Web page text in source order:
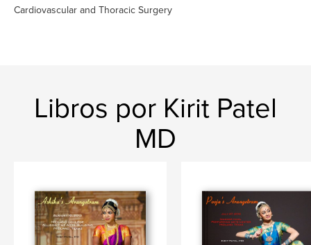
Cardiovascular and Thoracic Surgery
Libros por Kirit Patel
MD